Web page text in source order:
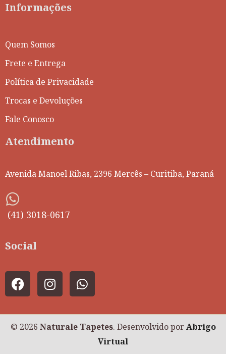
Informações
Quem Somos
Frete e Entrega
Política de Privacidade
Trocas e Devoluções
Fale Conosco
Atendimento
Avenida Manoel Ribas, 2396 Mercês – Curitiba, Paraná
(41) 3018-0617
Social
© 2026 Naturale Tapetes. Desenvolvido porAbrigo
Virtual